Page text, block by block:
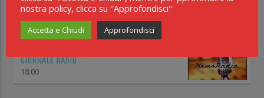
INCONTRO WEEKEND
14:00
GIORNALE RADIO
18:00
nostra policy, clicca su "Approfondisci"
Accetta e Chiudi Approfondisci